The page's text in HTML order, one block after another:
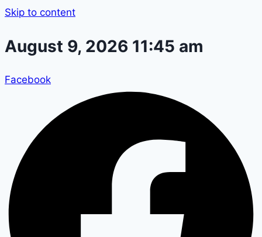
Skip to content
August 9, 2026 11:45 am
Facebook